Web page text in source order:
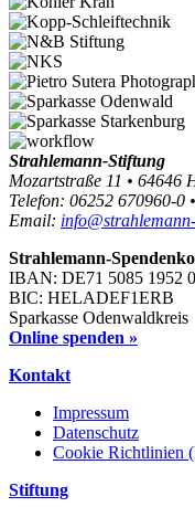
Strahlemann-Stiftung
Mozartstraße 11 • 64646
Telefon: 06252 670960-0
Email:
Strahlemann-
IBAN: DE71 5085 1952
BIC: HELADEF1ERB
Sparkasse Odenwaldkreis
Online spenden »
Kontakt
Impressum
Datenschutz
Cookie Richtlinien
Stiftung